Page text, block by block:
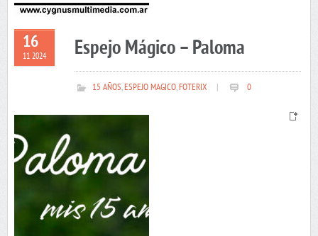
16
11 2024 Espejo Mágico – Paloma
15 AÑOS,ESPEJO MAGICO,FOTERIX 0